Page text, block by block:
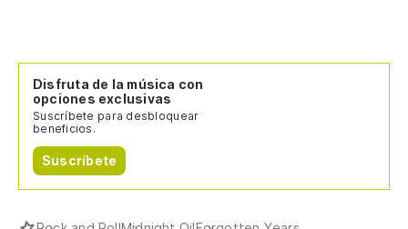
Disfruta de la música con
opciones exclusivas
Suscríbete para desbloquear
beneficios.
Suscríbete